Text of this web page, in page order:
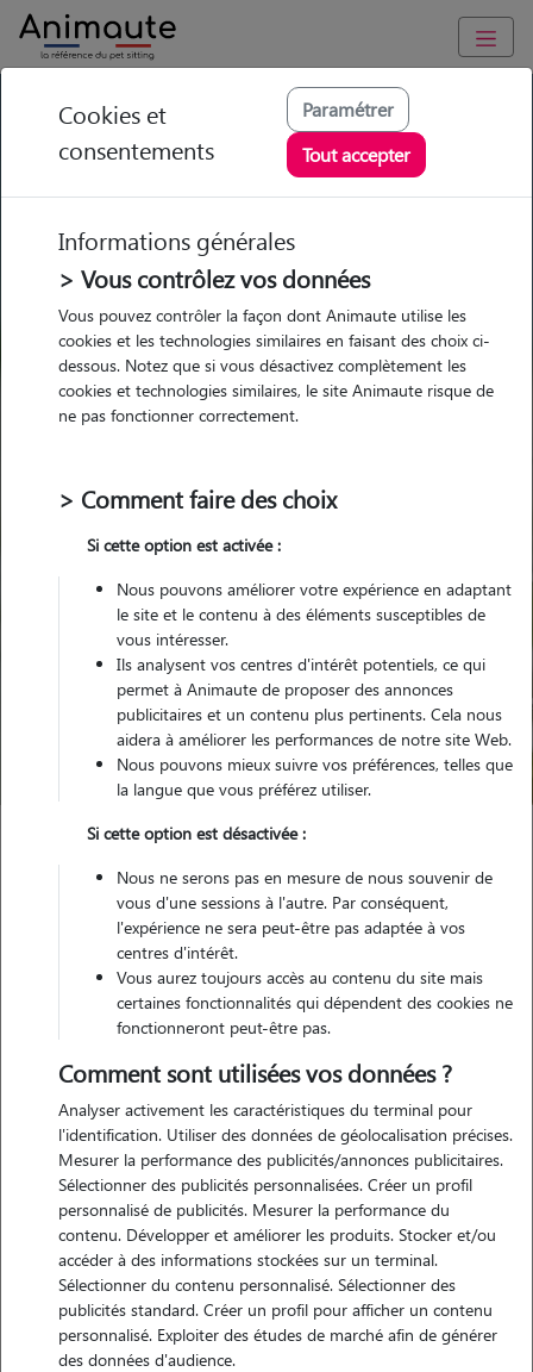
GARDE ANIMAUX à Varces-Allières-et-Risset : Garde chien et
chat en famille ou à domicile, visites et promenades
Trouvez une garde animaux à
Varces-Allières-et-Risset
Parmi nos 6 pet-sitters à Varces-
Allières-et-Risset
Pour quel animal ?
Trouver mon Pet Sitter
Varces-Allières-et-Risset
Nos promeneurs et familles d'accueil
à Varces-Allières-et-Risset (38760)
Cookies et
consentements
Paramétrer
Tout accepter
Informations générales
> Vous contrôlez vos données
Vous pouvez contrôler la façon dont Animaute utilise les
cookies et les technologies similaires en faisant des choix ci-
dessous. Notez que si vous désactivez complètement les
cookies et technologies similaires, le site Animaute risque de
ne pas fonctionner correctement.
> Comment faire des choix
Si cette option est activée :
Nous pouvons améliorer votre expérience en adaptant
le site et le contenu à des éléments susceptibles de
vous intéresser.
Ils analysent vos centres d'intérêt potentiels, ce qui
permet à Animaute de proposer des annonces
publicitaires et un contenu plus pertinents. Cela nous
aidera à améliorer les performances de notre site Web.
Nous pouvons mieux suivre vos préférences, telles que
la langue que vous préférez utiliser.
Si cette option est désactivée :
Nous ne serons pas en mesure de nous souvenir de
vous d'une sessions à l'autre. Par conséquent,
l'expérience ne sera peut-être pas adaptée à vos
centres d'intérêt.
Vous aurez toujours accès au contenu du site mais
certaines fonctionnalités qui dépendent des cookies ne
fonctionneront peut-être pas.
Comment sont utilisées vos données ?
Analyser activement les caractéristiques du terminal pour
l'identification. Utiliser des données de géolocalisation précises.
Mesurer la performance des publicités/annonces publicitaires.
Sélectionner des publicités personnalisées. Créer un profil
personnalisé de publicités. Mesurer la performance du
contenu. Développer et améliorer les produits. Stocker et/ou
accéder à des informations stockées sur un terminal.
Sélectionner du contenu personnalisé. Sélectionner des
publicités standard. Créer un profil pour afficher un contenu
personnalisé. Exploiter des études de marché afin de générer
des données d'audience.